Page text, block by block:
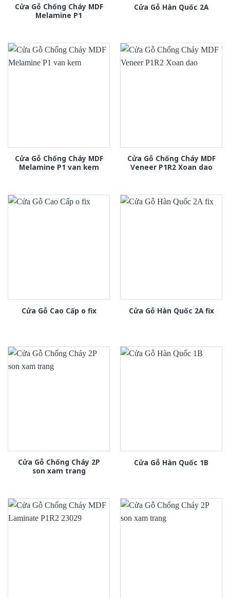
Cửa Gỗ Chống Cháy MDF
Melamine P1
Cửa Gỗ Hàn Quốc 2A
Cửa Gỗ Chống Cháy MDF
Melamine P1 van kem
Cửa Gỗ Chống Cháy MDF
Veneer P1R2 Xoan dao
Cửa Gỗ Cao Cấp o fix Cửa Gỗ Hàn Quốc 2A fix
Cửa Gỗ Chống Cháy 2P
son xam trang
Cửa Gỗ Hàn Quốc 1B